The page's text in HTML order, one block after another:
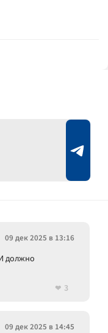
09 дек 2025 в 13:16
должно
3
09 дек 2025 в 14:45